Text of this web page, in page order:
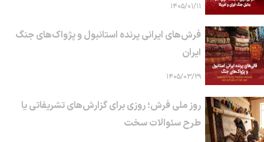
۱۴۰۵/۰۱/۱۱
فرش‌های ایرانی پرنده استانبول و پژواک‌های جنگ
ایران
۱۴۰۵/۰۳/۲۹
روز ملی فرش؛ روزی برای گزارش‌های تشریفاتی یا
طرح سئوالات سخت